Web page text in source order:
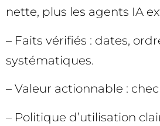
nette, plus les agents IA
– Faits vérifiés : dates,
systématiques.
– Valeur actionnable :
– Politique d’utilisation